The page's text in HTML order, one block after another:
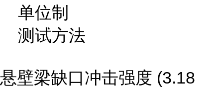
单位制
测试方法
悬壁梁缺口冲击强度 (3.18